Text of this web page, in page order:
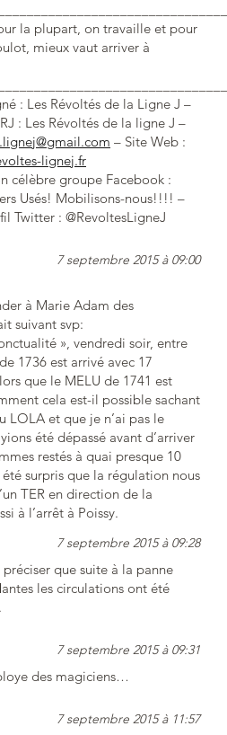
la plupart, on travaille et pour
mieux vaut arriver à
: Les Révoltés de la Ligne J –
: Les Révoltés de la ligne J –
– Site Web :
lignej.fr
célèbre groupe Facebook :
Usés! Mobilisons-nous!!!! –
Twitter : @RevoltesLigneJ
7 septembre 2015 à 09:00
à Marie Adam des
suivant svp:
», vendredi soir, entre
1736 est arrivé avec 17
que le MELU de 1741 est
cela est-il possible sachant
LOLA et que je n’ai pas le
été dépassé avant d’arriver
restés à quai presque 10
été surpris que la régulation nous
TER en direction de la
à l’arrêt à Poissy.
7 septembre 2015 à 09:28
que suite à la panne
les circulations ont été
7 septembre 2015 à 09:31
des magiciens…
7 septembre 2015 à 11:57